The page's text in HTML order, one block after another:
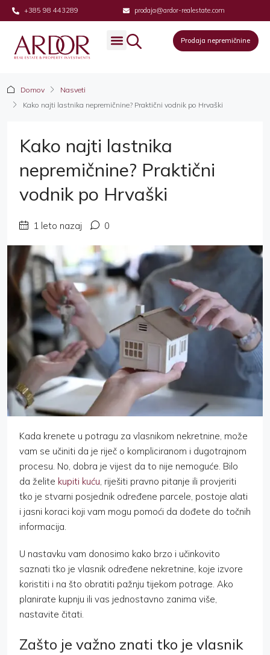
+385 98 443289 prodaja@ardor-realestate.com
Prodaja nepremičnine
Domov
Nasveti
Kako najti lastnika nepremičnine? Praktični vodnik po Hrvaški
Kako najti lastnika
nepremičnine? Praktični
vodnik po Hrvaški
1 leto nazaj 0
Kada krenete u potragu za vlasnikom nekretnine, može
vam se učiniti da je riječ o kompliciranom i dugotrajnom
procesu. No, dobra je vijest da to nije nemoguće. Bilo
da želite kupiti kuću, riješiti pravno pitanje ili provjeriti
tko je stvarni posjednik određene parcele, postoje alati
i jasni koraci koji vam mogu pomoći da dođete do točnih
informacija.
U nastavku vam donosimo kako brzo i učinkovito
saznati tko je vlasnik određene nekretnine, koje izvore
koristiti i na što obratiti pažnju tijekom potrage. Ako
planirate kupnju ili vas jednostavno zanima više,
nastavite čitati.
Zašto je važno znati tko je vlasnik